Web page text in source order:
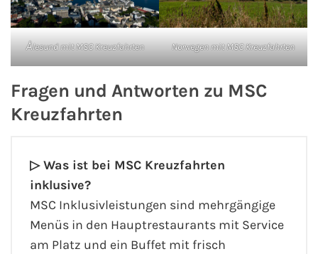
Kreuzfahrt buchen
Ålesund mit MSC Kreuzfahrten Norwegen mit MSC Kreuzfahrten
Fragen und Antworten zu MSC
Kreuzfahrten
▷Was ist bei MSC Kreuzfahrten
inklusive?
MSC Inklusivleistungen sind mehrgängige
Menüs in den Hauptrestaurants mit Service
am Platz und ein Buffet mit frisch